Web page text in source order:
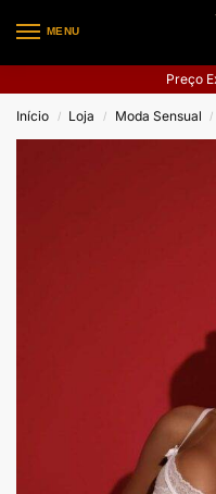
MENU
Preço
Início / Loja / Moda Sensual /